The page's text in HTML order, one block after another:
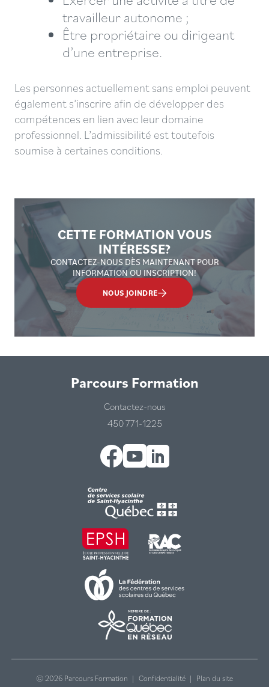
travailleur autonome ;
Être propriétaire ou dirigeant
d’une entreprise.
Les personnes actuellement sans emploi peuvent
également s’inscrire afin de développer des
compétences en lien avec leur domaine
professionnel. L’admissibilité est toutefois
soumise à certaines conditions.
CETTE FORMATION VOUS
INTÉRESSE?
CONTACTEZ-NOUS DÈS MAINTENANT POUR
INFORMATION OU INSCRIPTION!
NOUS JOINDRE
Parcours Formation
Contactez-nous
450 771-1225
Facebook
YouTube
LinkedIn
© 2026 Parcours Formation | Confidentialité | Plan du site